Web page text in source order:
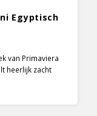
Egyptisch
van Primaviera
heerlijk zacht
is
katoen met